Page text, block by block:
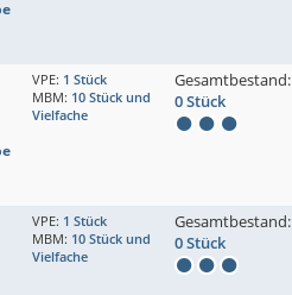
VPE: 1 Stück
MBM: 10 Stück und
Vielfache
Gesamtbestand:
0 Stück
VPE: 1 Stück
MBM: 10 Stück und
Vielfache
Gesamtbestand:
0 Stück